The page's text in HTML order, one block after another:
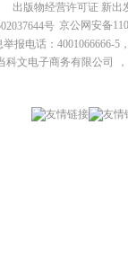
出版物经营许可证 新出
京公网安备
报电话：4001066666-5
科文电子商务有限公司